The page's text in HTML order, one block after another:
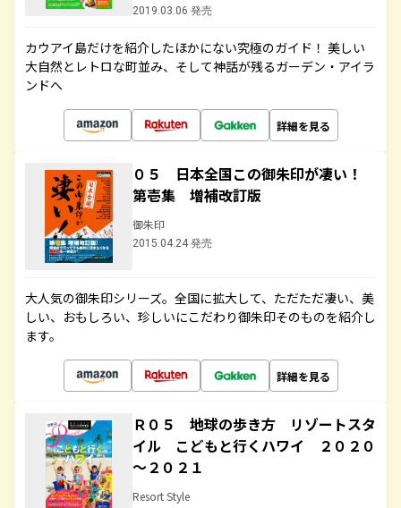
2019.03.06 発売
カウアイ島だけを紹介したほかにない究極のガイド！ 美しい
大自然とレトロな町並み、そして神話が残るガーデン・アイラ
ンドへ
詳細を見る
０５ 日本全国この御朱印が凄い！
第壱集 増補改訂版
御朱印
2015.04.24 発売
大人気の御朱印シリーズ。全国に拡大して、ただただ凄い、美
しい、おもしろい、珍しいにこだわり御朱印そのものを紹介し
ます。
詳細を見る
Ｒ０５ 地球の歩き方 リゾートスタ
イル こどもと行くハワイ ２０２０
～２０２１
Resort Style